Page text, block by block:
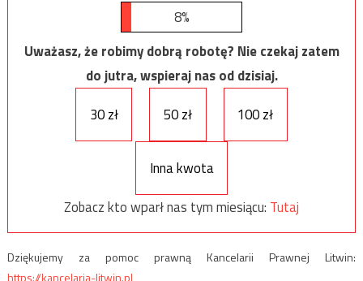
8%
Uważasz, że robimy dobrą robotę? Nie czekaj zatem
do jutra, wspieraj nas od dzisiaj.
30 zł
50 zł 100 zł
Inna kwota
Zobacz kto wparł nas tym miesiącu: Tutaj
Dziękujemy za pomoc prawną Kancelarii Prawnej Litwin:
https://kancelaria-litwin.pl